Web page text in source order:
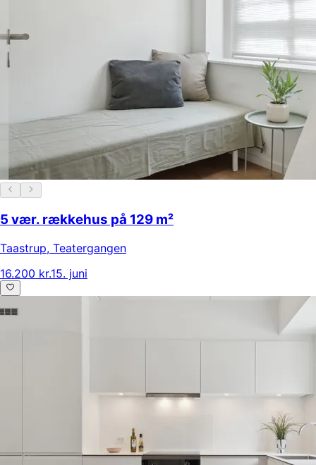
5 vær. rækkehus på 129 m²
Taastrup, Teatergangen
16.200 kr.15. juni